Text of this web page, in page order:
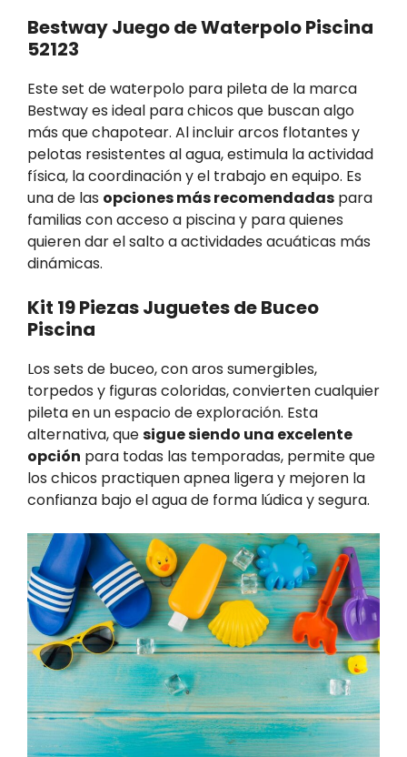
Bestway Juego de Waterpolo Piscina
52123
Este set de waterpolo para pileta de la marca
Bestway es ideal para chicos que buscan algo
más que chapotear. Al incluir arcos flotantes y
pelotas resistentes al agua, estimula la actividad
física, la coordinación y el trabajo en equipo. Es
una de las opciones más recomendadas para
familias con acceso a piscina y para quienes
quieren dar el salto a actividades acuáticas más
dinámicas.
Kit 19 Piezas Juguetes de Buceo
Piscina
Los sets de buceo, con aros sumergibles,
torpedos y figuras coloridas, convierten cualquier
pileta en un espacio de exploración. Esta
alternativa, quesigue siendo una excelente
opción para todas las temporadas, permite que
los chicos practiquen apnea ligera y mejoren la
confianza bajo el agua de forma lúdica y segura.